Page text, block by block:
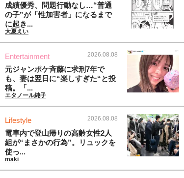
成績優秀、問題行動なし…“普通
の子”が「性加害者」になるまで
に起き...
大夏えい
Entertainment 2026.08.08
元ジャンポケ斉藤に求刑7年で
も、妻は翌日に“楽しすぎた“と投
稿。「...
エタノール純子
Lifestyle 2026.08.08
電車内で登山帰りの高齢女性2人
組が“まさかの行為”。リュックを
使っ...
maki